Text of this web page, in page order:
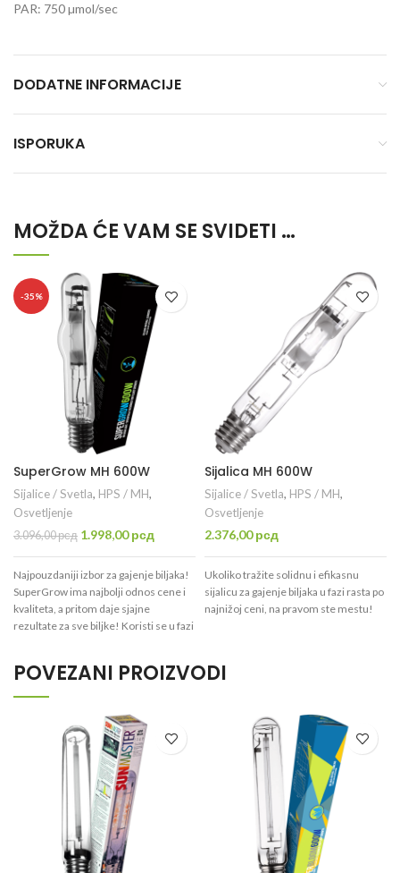
PAR: 750 µmol/sec
DODATNE INFORMACIJE
ISPORUKA
MOŽDA ĆE VAM SE SVIDETI …
-35%
SuperGrow MH 600W
Sijalice / Svetla, HPS / MH,
Osvetljenje
3.096,00рсд Originalna
bila:
3.096,00 рсд.
1.998,00рсд Trenutna
1.998,00 рсд.
Najpouzdaniji izbor za gajenje biljaka!
SuperGrow ima najbolji odnos cene i
kvaliteta, a pritom daje sjajne
rezultate za sve biljke! Koristi se u fazi
Sijalica MH 600W
Sijalice / Svetla, HPS / MH,
Osvetljenje
2.376,00рсд
Ukoliko tražite solidnu i efikasnu
sijalicu za gajenje biljaka u fazi rasta po
najnižoj ceni, na pravom ste mestu!
POVEZANI PROIZVODI